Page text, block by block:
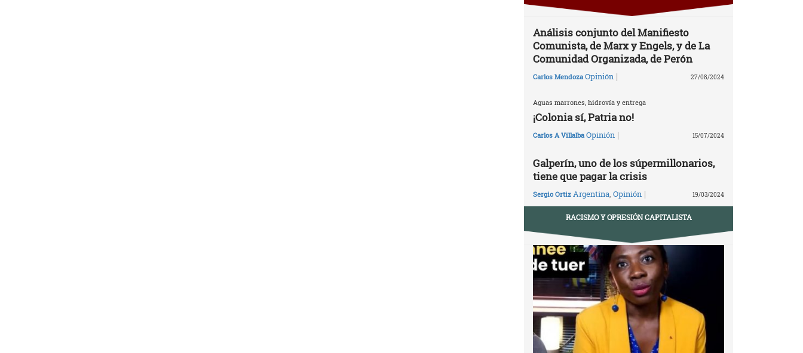
Análisis conjunto del Manifiesto
Comunista, de Marx y Engels, y de La
Comunidad Organizada, de Perón
Carlos Mendoza Opinión | 27/08/2024
Aguas marrones, hidrovía y entrega
¡Colonia sí, Patria no!
Carlos A Villalba Opinión | 15/07/2024
Galperín, uno de los súpermillonarios,
tiene que pagar la crisis
Sergio Ortiz Argentina Opinión | 19/03/2024
RACISMO Y OPRESIÓN CAPITALISTA